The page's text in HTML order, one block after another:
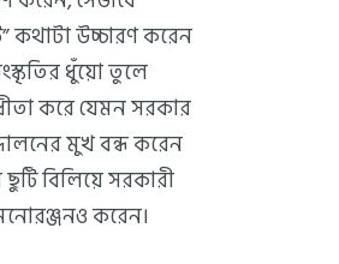
কথাটা উচ্চারণ করেন
ধুঁয়ো তুলে
করে যেমন সরকার
মুখ বন্ধ করেন
বিলিয়ে সরকারী
করেন।